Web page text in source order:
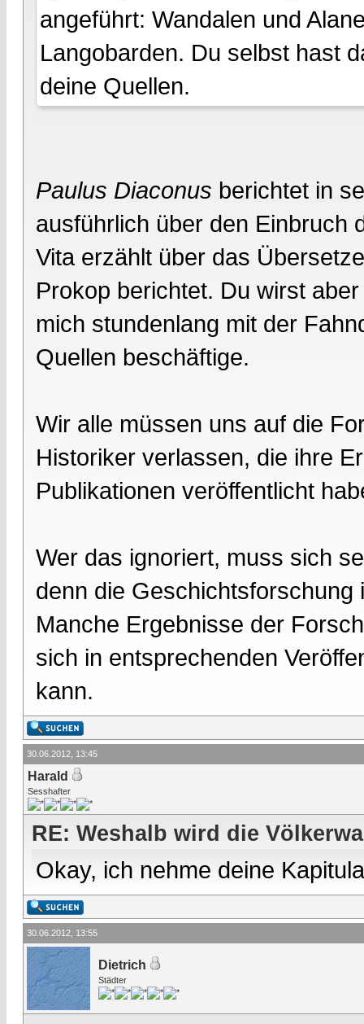
angeführt: Wandalen und
Langobarden. Du selbst hast
deine Quellen.
Paulus Diaconus berichtet in
ausführlich über den Einbruch
Vita erzählt über das
Prokop berichtet. Du wirst
mich stundenlang mit der
Quellen beschäftige.
Wir alle müssen uns auf die
Historiker verlassen, die ihre
Publikationen veröffentlicht
Wer das ignoriert, muss sich
denn die
Manche Ergebnisse der
sich in entsprechenden
kann.
30.06.2012, 13:45
Harald
Sesshafter
RE: Weshalb wird die
Okay, ich nehme deine
30.06.2012, 13:55
Dietrich
Städter